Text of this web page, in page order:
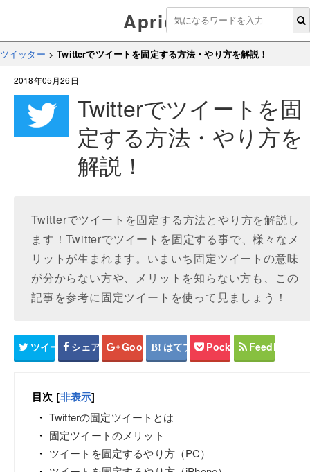
Aprico
ツイッター >Twitterでツイートを固定する方法・やり方を解説！
2018年05月26日
Twitterでツイートを固
定する方法・やり方を
解説！
Twitterでツイートを固定する方法とやり方を解説し
ます！Twitterでツイートを固定する事で、様々なメ
リットが生まれます。いまいち固定ツイートの意味
が分からない方や、メリットを知らない方も、この
記事を参考に固定ツイートを使って見ましょう！
ツイート シェア Google+ はてブ Pocket Feedly
目次 [非表示]
Twitterの固定ツイートとは
固定ツイートのメリット
ツイートを固定するやり方（PC）